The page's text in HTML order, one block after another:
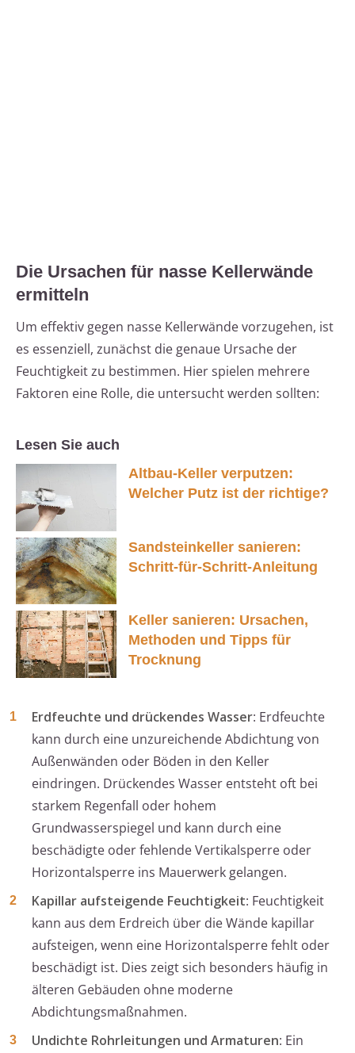
Die Ursachen für nasse Kellerwände
ermitteln
Um effektiv gegen nasse Kellerwände vorzugehen, ist
es essenziell, zunächst die genaue Ursache der
Feuchtigkeit zu bestimmen. Hier spielen mehrere
Faktoren eine Rolle, die untersucht werden sollten:
Lesen Sie auch
Altbau-Keller verputzen:
Welcher Putz ist der richtige?
Sandsteinkeller sanieren:
Schritt-für-Schritt-Anleitung
Keller sanieren: Ursachen,
Methoden und Tipps für
Trocknung
Erdfeuchte und drückendes Wasser: Erdfeuchte
kann durch eine unzureichende Abdichtung von
Außenwänden oder Böden in den Keller
eindringen. Drückendes Wasser entsteht oft bei
starkem Regenfall oder hohem
Grundwasserspiegel und kann durch eine
beschädigte oder fehlende Vertikalsperre oder
Horizontalsperre ins Mauerwerk gelangen.
Kapillar aufsteigende Feuchtigkeit: Feuchtigkeit
kann aus dem Erdreich über die Wände kapillar
aufsteigen, wenn eine Horizontalsperre fehlt oder
beschädigt ist. Dies zeigt sich besonders häufig in
älteren Gebäuden ohne moderne
Abdichtungsmaßnahmen.
Undichte Rohrleitungen und Armaturen: Ein